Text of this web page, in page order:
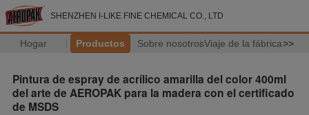
SHENZHEN I-LIKE FINE CHEMICAL CO., LTD
Hogar Productos Sobre nosotrosViaje de la fábrica>>
Pintura de espray de acrílico amarilla del color 400ml
del arte de AEROPAK para la madera con el certificado
de MSDS